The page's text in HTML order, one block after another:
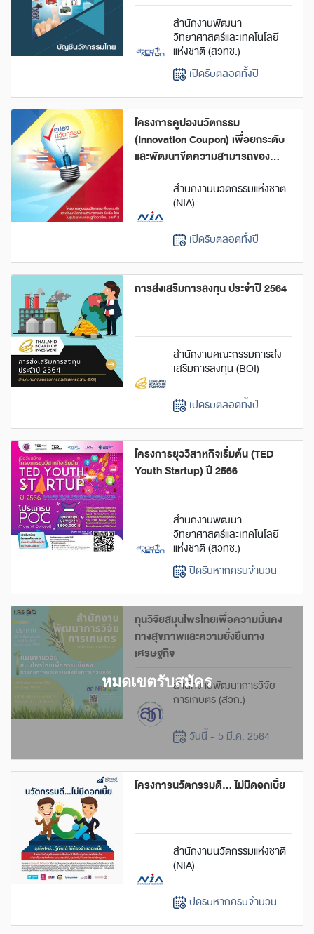
สำนักงานพัฒนา
วิทยาศาสตร์และเทคโนโลยี
แห่งชาติ (สวทช.)
เปิดรับตลอดทั้งปี
โครงการคูปองนวัตกรรม
(Innovation Coupon) เพื่อยกระดับ
และพัฒนาขีดความสามารถของ
SMEs ไทย
สำนักงานนวัตกรรมแห่งชาติ
(NIA)
เปิดรับตลอดทั้งปี
การส่งเสริมการลงทุน ประจำปี 2564
สำนักงานคณะกรรมการส่ง
เสริมการลงทุน (BOI)
เปิดรับตลอดทั้งปี
โครงการยุววิสาหกิจเริ่มต้น (TED
Youth Startup) ปี 2566
สำนักงานพัฒนา
วิทยาศาสตร์และเทคโนโลยี
แห่งชาติ (สวทช.)
ปิดรับหากครบจำนวน
ทุนวิจัยสมุนไพรไทยเพื่อความมั่นคง
ทางสุขภาพและความยั่งยืนทาง
เศรษฐกิจ
สำนักงานพัฒนาการวิจัย
การเกษตร (สวก.)
วันนี้ - 5 มี.ค. 2564
โครงการนวัตกรรมดี... ไม่มีดอกเบี้ย
สำนักงานนวัตกรรมแห่งชาติ
(NIA)
ปิดรับหากครบจำนวน